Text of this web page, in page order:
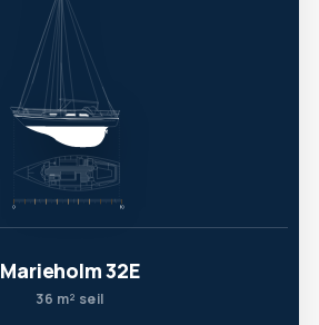
Marieholm 32E
36 m² seil